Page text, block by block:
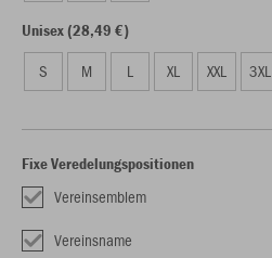
Unisex (28,49 €)
S M L XL XXL 3XL
Fixe Veredelungspositionen
Vereinsemblem
Vereinsname